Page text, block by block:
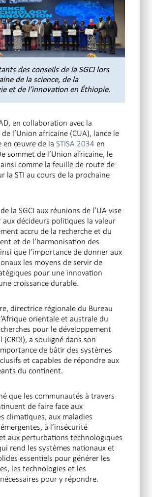
des conseils de la SGCI lors
de la science, de la
et de l’innovation en Éthiopie.
en collaboration avec la
l’Union africaine (CUA), lance le
en œuvre de la STISA 2034 en
sommet de l’Union africaine, le
comme la feuille de route de
la STI au cours de la prochaine
la SGCI aux réunions de l’UA vise
décideurs politiques la valeur
accru de la recherche et du
et de l’harmonisation des
que l’importance de donner aux
les moyens de servir de
pour une innovation
croissance durable.
directrice régionale du Bureau
orientale et australe du
pour le développement
a souligné dans son
de bâtir des systèmes
et capables de répondre aux
du continent.
que les communautés à travers
de faire face aux
climatiques, aux maladies
à l’insécurité
aux perturbations technologiques
rend les systèmes nationaux et
essentiels pour générer les
les technologies et les
pour y répondre.